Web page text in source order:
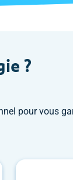
?
pour vous